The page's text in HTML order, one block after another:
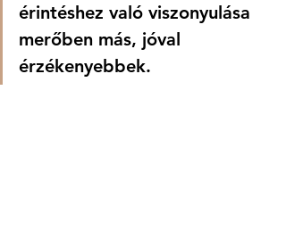
érintéshez való viszonyulása
merőben más, jóval
érzékenyebbek.